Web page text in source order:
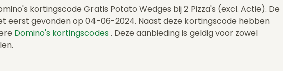
kortingscode Gratis Potato Wedges bij 2 Pizza's (excl. Actie). De
eerst gevonden op 04-06-2024. Naast deze kortingscode hebben
Domino's kortingscodes . Deze aanbieding is geldig voor zowel